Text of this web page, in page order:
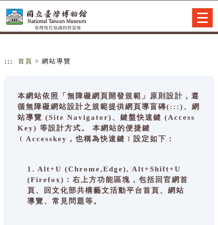
::: 首頁 > 網站導覽
本網站依照「無障礙網頁開發規範」原則設計，遵
循無障礙網站設計之規範提供網頁導盲磚(:::)、網
站導覽 (Site Navigator)、鍵盤快速鍵 (Access
Key) 等設計方式。 本網站的便捷鍵
﹝Accesskey，也稱為快速鍵﹞設定如下：
1. Alt+U (Chrome,Edge), Alt+Shift+U
(Firefox)：右上方功能區塊，包括回官網首
頁、回文化部共構藝文活動平台首頁、網站
導覽、常見問題等。